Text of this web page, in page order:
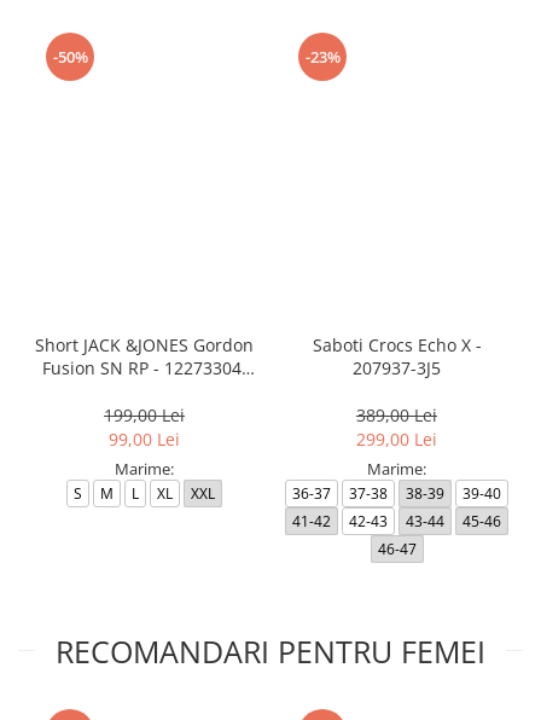
-50%
Short JACK &JONES Gordon
Fusion SN RP - 12273304-
199,00 Lei
99,00 Lei
Marime:
S M L XL XXL
-23%
Saboti Crocs Echo X -
207937-3J5
389,00 Lei
299,00 Lei
Marime:
36-37 37-38 38-39
39-40
41-42
42-43 43-44
45-46
46-47
RECOMANDARI PENTRU FEMEI